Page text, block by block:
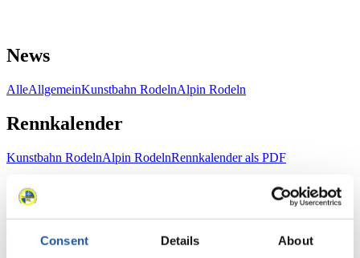
Consent Details About
News
AlleAllgemeinKunstbahn RodelnAlpin Rodeln
Rennkalender
Kunstbahn RodelnAlpin RodelnRennkalender als PDF
Ergebnisse